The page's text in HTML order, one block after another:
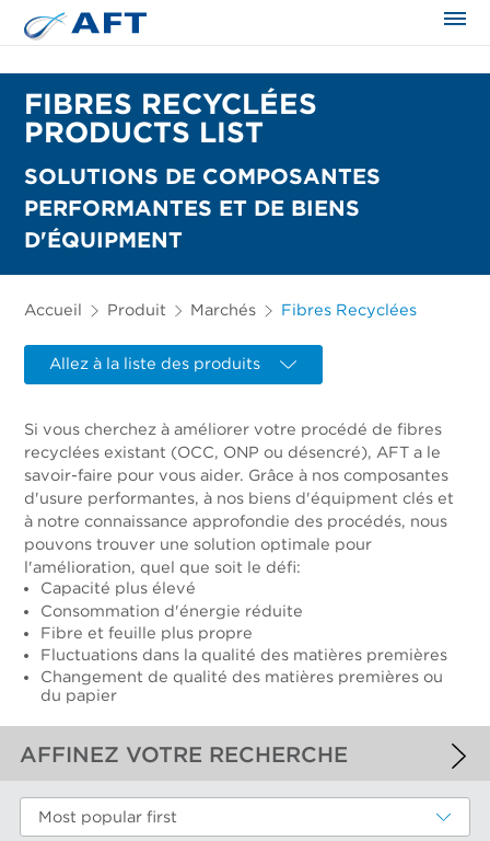
FIBRES RECYCLÉES
PRODUCTS LIST
SOLUTIONS DE COMPOSANTES
PERFORMANTES ET DE BIENS
D'ÉQUIPMENT
Accueil Produit Marchés Fibres Recyclées
Allez à la liste des produits
Si vous cherchez à améliorer votre procédé de fibres
recyclées existant (OCC, ONP ou désencré), AFT a le
savoir-faire pour vous aider. Grâce à nos composantes
d'usure performantes, à nos biens d'équipment clés et
à notre connaissance approfondie des procédés, nous
pouvons trouver une solution optimale pour
l'amélioration, quel que soit le défi:
Capacité plus élevé
Consommation d'énergie réduite
Fibre et feuille plus propre
Fluctuations dans la qualité des matières premières
Changement de qualité des matières premières ou
du papier
AFFINEZ VOTRE RECHERCHE
FILTRES APPLIQUÉS
Most popular first